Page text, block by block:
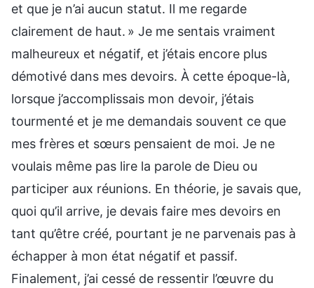
et que je n’ai aucun statut. Il me regarde
clairement de haut. » Je me sentais vraiment
malheureux et négatif, et j’étais encore plus
démotivé dans mes devoirs. À cette époque-là,
lorsque j’accomplissais mon devoir, j’étais
tourmenté et je me demandais souvent ce que
mes frères et sœurs pensaient de moi. Je ne
voulais même pas lire la parole de Dieu ou
participer aux réunions. En théorie, je savais que,
quoi qu’il arrive, je devais faire mes devoirs en
tant qu’être créé, pourtant je ne parvenais pas à
échapper à mon état négatif et passif.
Finalement, j’ai cessé de ressentir l’œuvre du